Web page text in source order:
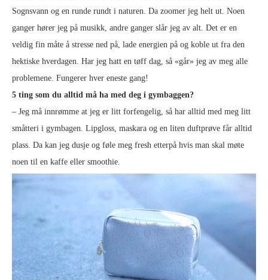
Sognsvann og en runde rundt i naturen. Da zoomer jeg helt ut. Noen
ganger hører jeg på musikk, andre ganger slår jeg av alt. Det er en
veldig fin måte å stresse ned på, lade energien på og koble ut fra den
hektiske hverdagen. Har jeg hatt en tøff dag, så «går» jeg av meg alle
problemene. Fungerer hver eneste gang!
5 ting som du alltid må ha med deg i gymbaggen?
– Jeg må innrømme at jeg er litt forfengelig, så har alltid med meg litt
småtteri i gymbagen. Lipgloss, maskara og en liten duftprøve får alltid
plass. Da kan jeg dusje og føle meg fresh etterpå hvis man skal møte
noen til en kaffe eller smoothie.